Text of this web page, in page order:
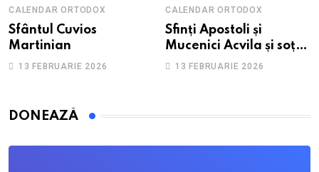
CALENDAR ORTODOX
Sfântul Cuvios
Martinian
13 FEBRUARIE 2026
CALENDAR ORTODOX
Sfinți Apostoli și
Mucenici Acvila și soția
sa, Priscila
13 FEBRUARIE 2026
DONEAZĂ